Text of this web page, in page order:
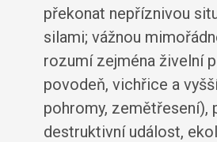
překonat nepříznivou
silami; vážnou
rozumí zejména živelní
povodeň, vichřice a
pohromy, zemětřesení),
destruktivní událost,